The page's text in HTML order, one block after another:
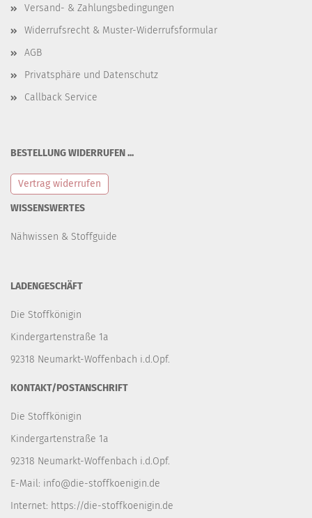
Versand- & Zahlungsbedingungen
Widerrufsrecht & Muster-Widerrufsformular
AGB
Privatsphäre und Datenschutz
Callback Service
BESTELLUNG WIDERRUFEN ...
Vertrag widerrufen
WISSENSWERTES
Nähwissen & Stoffguide
LADENGESCHÄFT
Die Stoffkönigin
Kindergartenstraße 1a
92318 Neumarkt-Woffenbach i.d.Opf.
KONTAKT/POSTANSCHRIFT
Die Stoffkönigin
Kindergartenstraße 1a
92318 Neumarkt-Woffenbach i.d.Opf.
E-Mail: info@die-stoffkoenigin.de
Internet: https://die-stoffkoenigin.de